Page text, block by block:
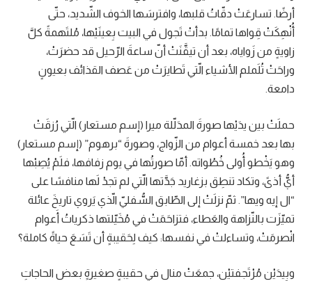
أرضًا. تسارعَتْ دقّاتُ قلبها، وافترسَها الخوف الشّديد، حتّى
أُنْهِكَتْ قِواها تمامًا. بدأتْ تَجول في البيت بِعينَيْها، مُلتَهمةً كلَّ
زاويةٍ من زَواياه، بعد أن تيقَّنَتْ أنّ ساعةَ الرّحيل قد حضرَتْ،
وراحَتْ تُلَملم الأشياء الّتي تَطايرَتْ من عَصف القذائف بعيونٍ
دامعة.
حملَتْ بين يدَيْها صورةَ المدَلّلة ميرا (إسم مستعار) الّتي رُزقَتْ
بها بعد خمسة أعوام من الزّواج، وصورةَ “برهوم” (إسم مستعار)
وهو يَخْطو أُولى خُطُواته. أمّا صورتُها في يوم زفافها، فلَمْ يُصِبْها
أيُّ أذىً، وتكاد تنطِق بزغاريد جَدَّتها الّتي لم تجدْ لَها منافسًا على
“ال إيه ويها”. ثمّ نزلَتْ إلى الطّابق السُّفليّ الّذي يَروي تاريخَ عائلة
تميّزَت بالنّزاهة والعَطاء، فتزاحَمَتْ في مُخَيّلتها ذكرياتُ أَعوام
انْصرمَتْ، وتساءلتْ في نفسها: كيف لِحَقيبةٍ أن تَسَعَ حياةً كاملة؟
وبِيدَيْن مُرْتَجفتيْن، جمعَتْ منال في حقيبةٍ صغيرةٍ بعض الحاجاتِ